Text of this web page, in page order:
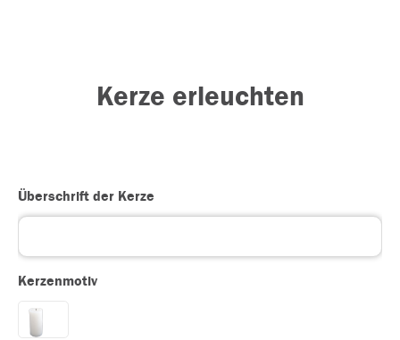
Kerze erleuchten
Überschrift der Kerze
Kerzenmotiv